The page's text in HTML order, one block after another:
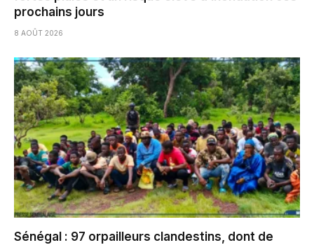
prochains jours
8 AOÛT 2026
Sénégal : 97 orpailleurs clandestins, dont de